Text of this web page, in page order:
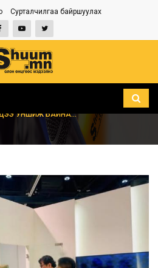
Сурталчилгаа байршуулах
УНШИЖ БАЙНА...